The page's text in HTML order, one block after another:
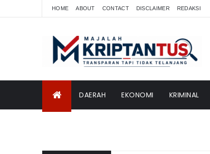
HOME ABOUT CONTACT DISCLAIMER REDAKSI
DAERAH EKONOMI KRIMINAL